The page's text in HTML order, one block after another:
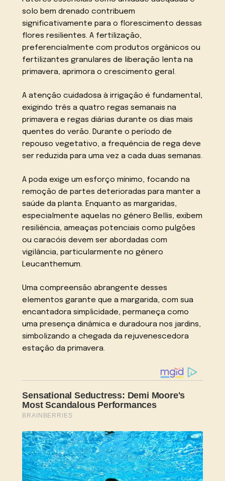
solo bem drenado contribuem
significativamente para o florescimento dessas
flores resilientes. A fertilização,
preferencialmente com produtos orgânicos ou
fertilizantes granulares de liberação lenta na
primavera, aprimora o crescimento geral.
A atenção cuidadosa à irrigação é fundamental,
exigindo três a quatro regas semanais na
primavera e regas diárias durante os dias mais
quentes do verão. Durante o período de
repouso vegetativo, a frequência de rega deve
ser reduzida para uma vez a cada duas semanas.
A poda exige um esforço mínimo, focando na
remoção de partes deterioradas para manter a
saúde da planta. Enquanto as margaridas,
especialmente aquelas no gênero Bellis, exibem
resiliência, ameaças potenciais como pulgões
ou caracóis devem ser abordadas com
vigilância, particularmente no gênero
Leucanthemum.
Uma compreensão abrangente desses
elementos garante que a margarida, com sua
encantadora simplicidade, permaneça como
uma presença dinâmica e duradoura nos jardins,
simbolizando a chegada da rejuvenescedora
estação da primavera.